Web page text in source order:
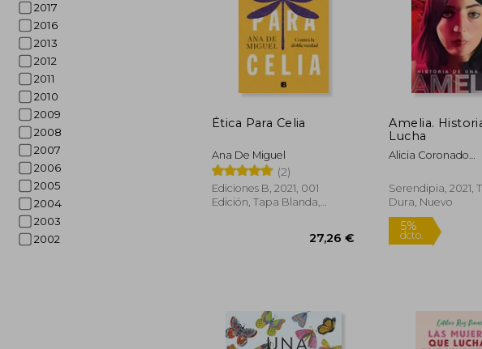
2017
2016
2013
2012
2011
2010
2009
2008
2007
2006
2005
2004
2003
2002
5% 5%
Ética Para Celia
Ana De Miguel
(2)
Ediciones B, 2021, 001
Edición, Tapa Blanda,
Amelia.
Lucha
Alicia Coronado
Serendipia, 2021,
Dura, Nuevo